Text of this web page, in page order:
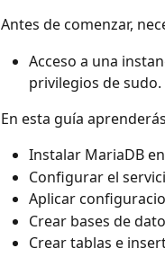
Antes de comenzar,
Acceso a una
privilegios de
En esta guía
Instalar MariaDB
Configurar el
Aplicar
Crear bases de
Crear tablas e